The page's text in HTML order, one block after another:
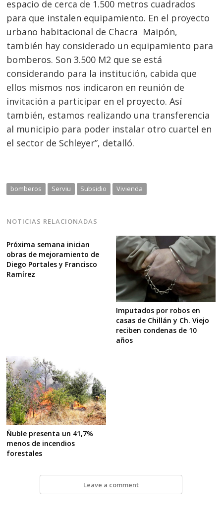
espacio de cerca de 1.500 metros cuadrados
para que instalen equipamiento. En el proyecto
urbano habitacional de Chacra Maipón,
también hay considerado un equipamiento para
bomberos. Son 3.500 M2 que se está
considerando para la institución, cabida que
ellos mismos nos indicaron en reunión de
invitación a participar en el proyecto. Así
también, estamos realizando una transferencia
al municipio para poder instalar otro cuartel en
el sector de Schleyer”, detalló.
bomberos Serviu Subsidio Vivienda
NOTICIAS RELACIONADAS
Próxima semana inician
obras de mejoramiento de
Diego Portales y Francisco
Ramírez
Imputados por robos en
casas de Chillán y Ch. Viejo
reciben condenas de 10
años
Ñuble presenta un 41,7%
menos de incendios
forestales
Leave a comment